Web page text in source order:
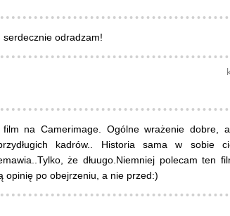
serdecznie odradzam!
film na Camerimage. Ogólne wrażenie dobre,
kadrów.. Historia sama w sobie
że dłuugo.Niemniej polecam ten
opinię po obejrzeniu, a nie przed:)